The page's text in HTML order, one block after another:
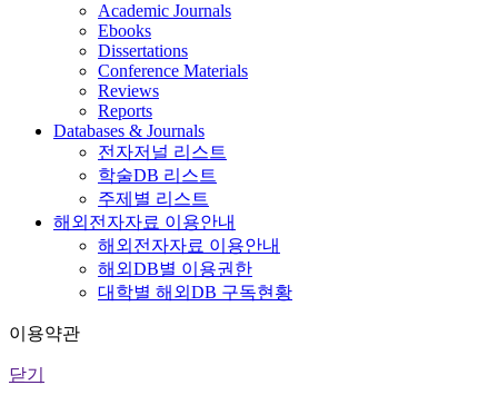
Academic Journals
Ebooks
Dissertations
Conference Materials
Reviews
Reports
Databases & Journals
전자저널 리스트
학술DB 리스트
주제별 리스트
해외전자자료 이용안내
해외전자자료 이용안내
해외DB별 이용권한
대학별 해외DB 구독현황
이용약관
닫기